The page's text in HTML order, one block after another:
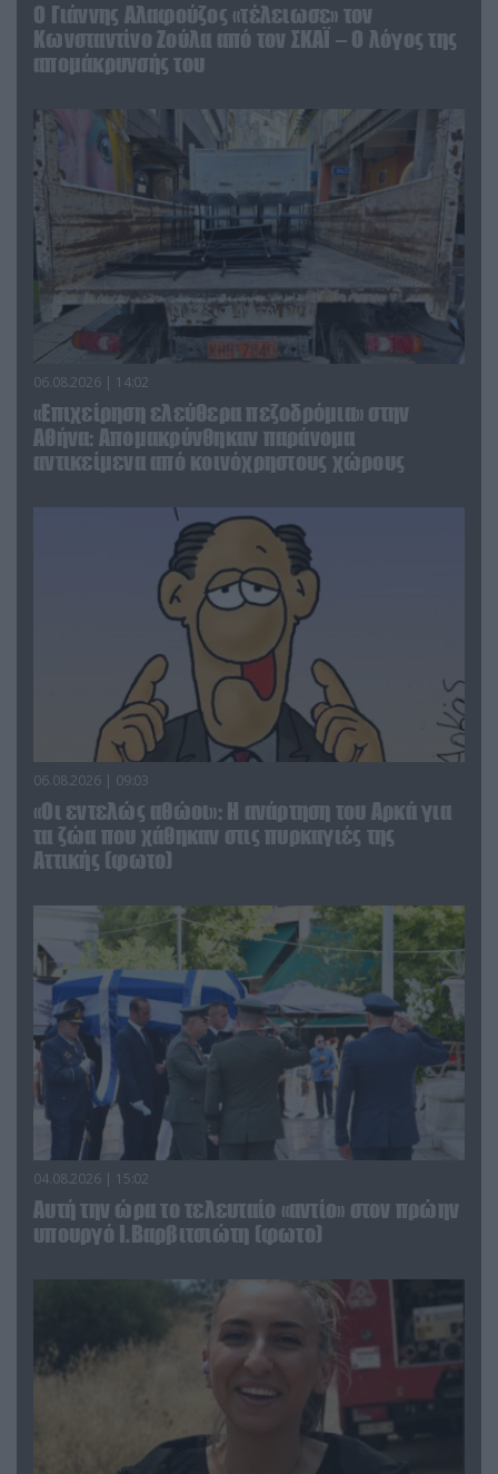
Ο Γιάννης Αλαφούζος «τέλειωσε» τον
Κωνσταντίνο Ζούλα από τον ΣΚΑΪ – Ο λόγος της
απομάκρυνσής του
06.08.2026 | 14:02
«Επιχείρηση ελεύθερα πεζοδρόμια» στην
Αθήνα: Απομακρύνθηκαν παράνομα
αντικείμενα από κοινόχρηστους χώρους
06.08.2026 | 09:03
«Οι εντελώς αθώοι»: Η ανάρτηση του Αρκά για
τα ζώα που χάθηκαν στις πυρκαγιές της
Αττικής (φωτο)
04.08.2026 | 15:02
Αυτή την ώρα το τελευταίο «αντίο» στον πρώην
υπουργό Ι.Βαρβιτσιώτη (φωτο)